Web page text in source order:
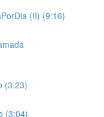
(II) (9:16)
(3:23)
(3:04)